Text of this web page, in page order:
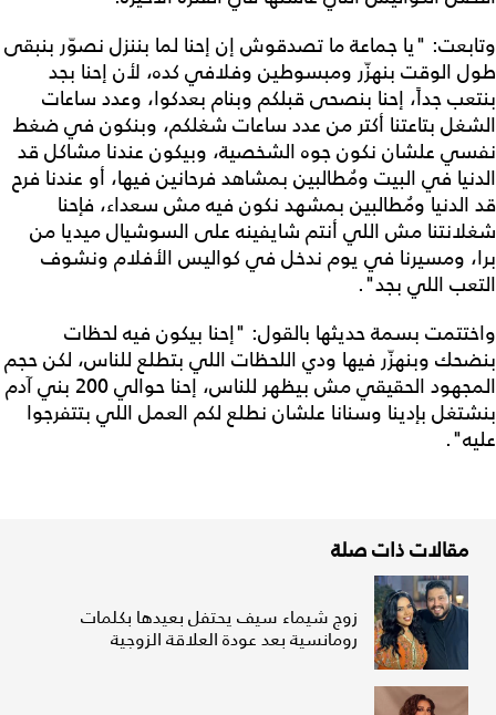
وتابعت: "يا جماعة ما تصدقوش إن إحنا لما بننزل نصوّر بنبقى
طول الوقت بنهزّر ومبسوطين وفلافي كده، لأن إحنا بجد
بنتعب جداً، إحنا بنصحى قبلكم وبنام بعدكوا، وعدد ساعات
الشغل بتاعتنا أكتر من عدد ساعات شغلكم، وبنكون في ضغط
نفسي علشان نكون جوه الشخصية، وبيكون عندنا مشاكل قد
الدنيا في البيت ومُطالبين بمشاهد فرحانين فيها، أو عندنا فرح
قد الدنيا ومُطالبين بمشهد نكون فيه مش سعداء، فإحنا
شغلانتنا مش اللي أنتم شايفينه على السوشيال ميديا من
برا، ومسيرنا في يوم ندخل في كواليس الأفلام ونشوف
التعب اللي بجد".
واختتمت بسمة حديثها بالقول: "إحنا بيكون فيه لحظات
بنضحك وبنهزّر فيها ودي اللحظات اللي بتطلع للناس، لكن حجم
المجهود الحقيقي مش بيظهر للناس، إحنا حوالي 200 بني آدم
بنشتغل بإدينا وسنانا علشان نطلع لكم العمل اللي بتتفرجوا
عليه".
مقالات ذات صلة
زوج شيماء سيف يحتفل بعيدها بكلمات
رومانسية بعد عودة العلاقة الزوجية